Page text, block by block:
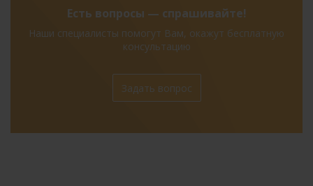
Есть вопросы — спрашивайте!
Наши специалисты помогут Вам, окажут бесплатную
консультацию
Задать вопрос